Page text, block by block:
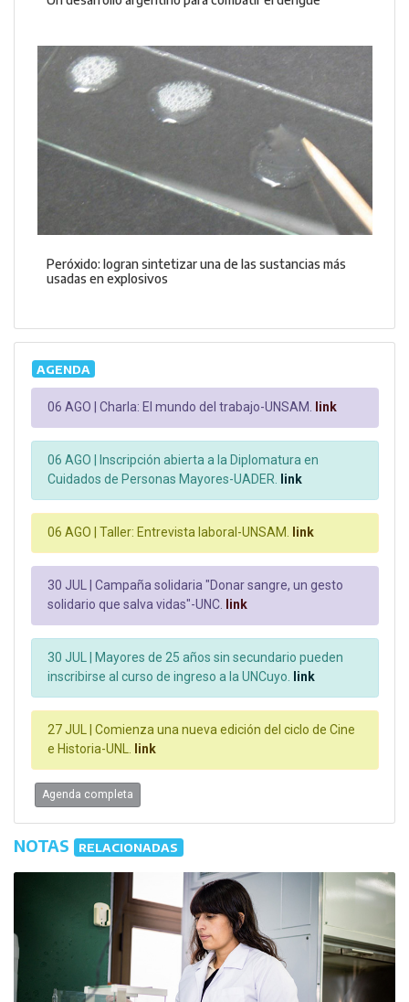
Peróxido: logran sintetizar una de las sustancias más
usadas en explosivos
AGENDA
06 AGO | Charla: El mundo del trabajo-UNSAM. link
06 AGO |
Inscripción abierta a la Diplomatura en
Cuidados de Personas Mayores-UADER. link
06 AGO | Taller: Entrevista laboral-UNSAM. link
30 JUL | Campaña solidaria "Donar sangre, un gesto
solidario que salva vidas"-UNC. link
30 JUL |
Mayores de 25 años sin secundario pueden
inscribirse al curso de ingreso a la UNCuyo. link
27 JUL | Comienza una nueva edición del ciclo de Cine
e Historia-UNL. link
Agenda completa
NOTAS RELACIONADAS